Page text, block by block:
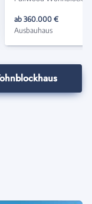
ab 360.000 €
Ausbauhaus